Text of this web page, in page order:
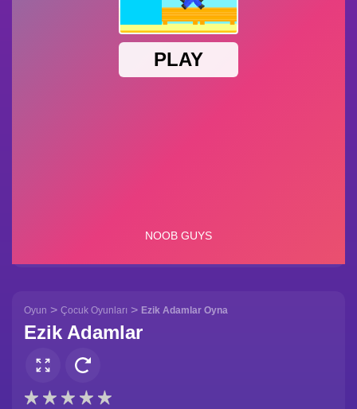
Oyun > Çocuk Oyunları > Ezik Adamlar Oyna
Ezik Adamlar